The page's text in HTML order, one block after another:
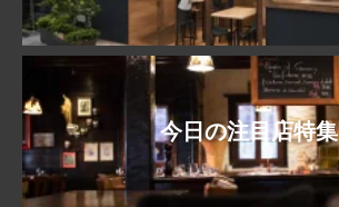
今日の注目店特集